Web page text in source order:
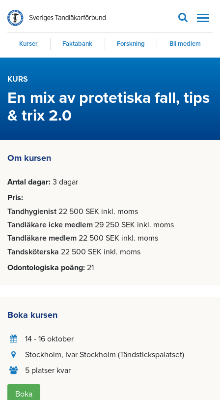
Kurser Faktabank Forskning Bli medlem
KURS
En mix av protetiska fall, tips
& trix 2.0
Om kursen
Antal dagar 3 dagar
Pris
Tandhygienist 22 500 SEK inkl. moms
Tandläkare icke medlem 29 250 SEK inkl. moms
Tandläkare medlem 22 500 SEK inkl. moms
Tandsköterska 22 500 SEK inkl. moms
Odontologiska poäng 21
Boka kursen
14 - 16 oktober
Stockholm, Ivar Stockholm (Tändstickspalatset)
5 platser kvar
Boka